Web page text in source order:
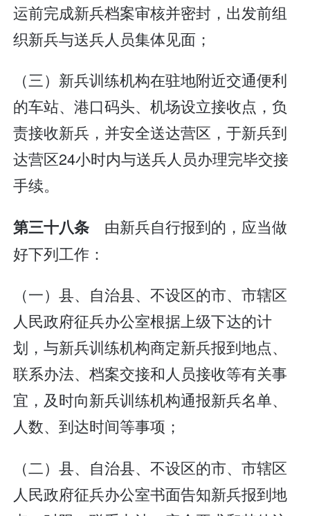
运前完成新兵档案审核并密封，出发前组
织新兵与送兵人员集体见面；
（三）新兵训练机构在驻地附近交通便利
的车站、港口码头、机场设立接收点，负
责接收新兵，并安全送达营区，于新兵到
达营区24小时内与送兵人员办理完毕交接
手续。
第三十八条 由新兵自行报到的，应当做
好下列工作：
（一）县、自治县、不设区的市、市辖区
人民政府征兵办公室根据上级下达的计
划，与新兵训练机构商定新兵报到地点、
联系办法、档案交接和人员接收等有关事
宜，及时向新兵训练机构通报新兵名单、
人数、到达时间等事项；
（二）县、自治县、不设区的市、市辖区
人民政府征兵办公室书面告知新兵报到地